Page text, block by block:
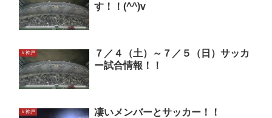
す！！(^^)v
Ｖ神戸
７／４（土）～７／５（日）サッカ
ー試合情報！！
Ｖ神戸 凄いメンバーとサッカー！！